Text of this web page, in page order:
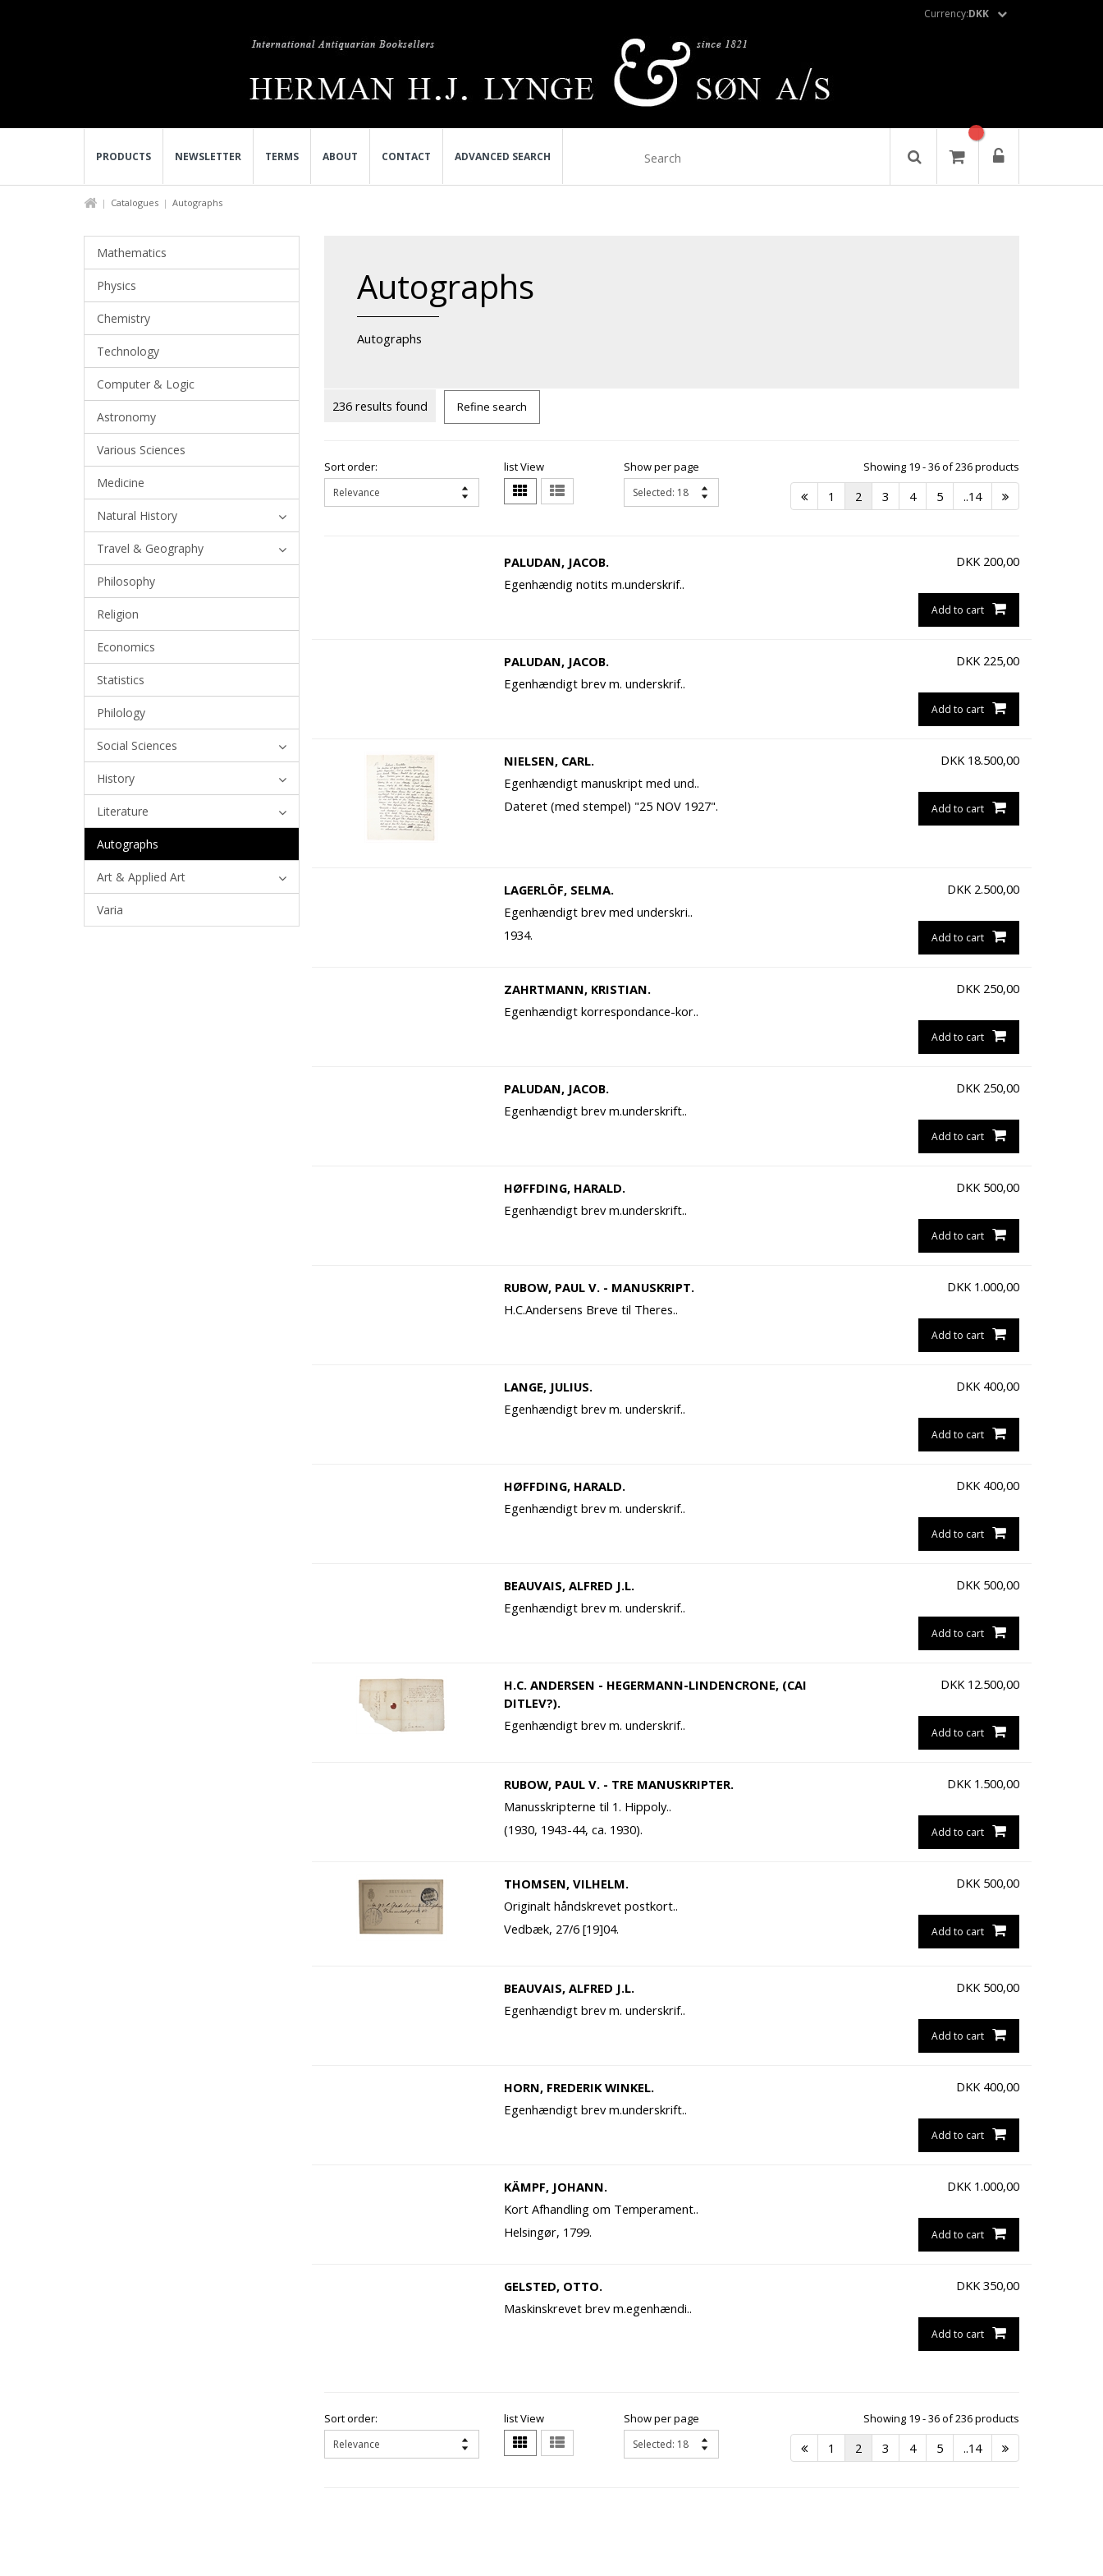
Currency:DKK
PRODUCTS NEWSLETTER TERMS ABOUT CONTACT ADVANCED SEARCH
Catalogues Autographs
Mathematics
Physics
Chemistry
Technology
Computer & Logic
Astronomy
Various Sciences
Medicine
Natural History
Travel & Geography
Philosophy
Religion
Economics
Statistics
Philology
Social Sciences
History
Literature
Autographs
Art & Applied Art
Varia
Autographs
Autographs
236 results found Refine search
Sort order: list View Show per page Showing 19 - 36 of 236 products
1 2 3 4 5 ..14
PALUDAN, JACOB.
Egenhændig notits m.underskrif..
DKK 200,00
Add to cart
PALUDAN, JACOB.
Egenhændigt brev m. underskrif..
DKK 225,00
Add to cart
NIELSEN, CARL.
Egenhændigt manuskript med und..
Dateret (med stempel) "25 NOV 1927".
DKK 18.500,00
Add to cart
LAGERLÖF, SELMA.
Egenhændigt brev med underskri..
1934.
DKK 2.500,00
Add to cart
ZAHRTMANN, KRISTIAN.
Egenhændigt korrespondance-kor..
DKK 250,00
Add to cart
PALUDAN, JACOB.
Egenhændigt brev m.underskrift..
DKK 250,00
Add to cart
HØFFDING, HARALD.
Egenhændigt brev m.underskrift..
DKK 500,00
Add to cart
RUBOW, PAUL V. - MANUSKRIPT.
H.C.Andersens Breve til Theres..
DKK 1.000,00
Add to cart
LANGE, JULIUS.
Egenhændigt brev m. underskrif..
DKK 400,00
Add to cart
HØFFDING, HARALD.
Egenhændigt brev m. underskrif..
DKK 400,00
Add to cart
BEAUVAIS, ALFRED J.L.
Egenhændigt brev m. underskrif..
DKK 500,00
Add to cart
H.C. ANDERSEN - HEGERMANN-LINDENCRONE, (CAI
DITLEV?).
Egenhændigt brev m. underskrif..
DKK 12.500,00
Add to cart
RUBOW, PAUL V. - TRE MANUSKRIPTER.
Manusskripterne til 1. Hippoly..
(1930, 1943-44, ca. 1930).
DKK 1.500,00
Add to cart
THOMSEN, VILHELM.
Originalt håndskrevet postkort..
Vedbæk, 27/6 [19]04.
DKK 500,00
Add to cart
BEAUVAIS, ALFRED J.L.
Egenhændigt brev m. underskrif..
DKK 500,00
Add to cart
HORN, FREDERIK WINKEL.
Egenhændigt brev m.underskrift..
DKK 400,00
Add to cart
KÄMPF, JOHANN.
Kort Afhandling om Temperament..
Helsingør, 1799.
DKK 1.000,00
Add to cart
GELSTED, OTTO.
Maskinskrevet brev m.egenhændi..
DKK 350,00
Add to cart
Sort order: list View Show per page Showing 19 - 36 of 236 products
1 2 3 4 5 ..14